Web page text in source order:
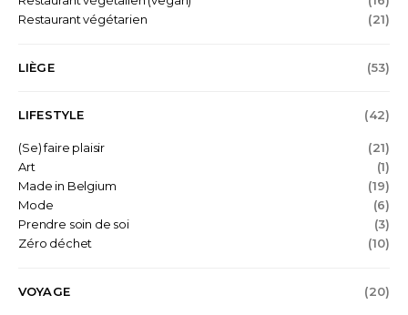
Restaurant végétarien
(21)
LIÈGE (53)
LIFESTYLE (42)
(Se) faire plaisir
(21)
Art
(1)
Made in Belgium
(19)
Mode
(6)
Prendre soin de soi
(3)
Zéro déchet
(10)
VOYAGE (20)